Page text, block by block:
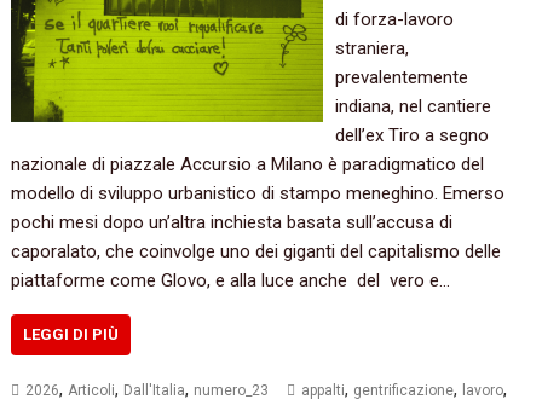
di forza-lavoro
straniera,
prevalentemente
indiana, nel cantiere
dell’ex Tiro a segno
nazionale di piazzale Accursio a Milano è paradigmatico del
modello di sviluppo urbanistico di stampo meneghino. Emerso
pochi mesi dopo un’altra inchiesta basata sull’accusa di
caporalato, che coinvolge uno dei giganti del capitalismo delle
piattaforme come Glovo, e alla luce anche del vero e…
LEGGI DI PIÙ
2026,Articoli, Dall'Italia, numero_23 appalti, gentrificazione, lavoro,